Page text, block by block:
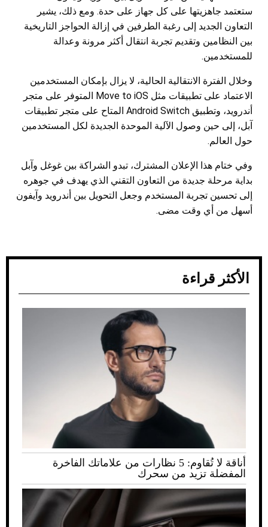
ستعتمد جاهزيتها على كل جهاز على حدة. ومع ذلك، يشير
التعاون الجديد إلى رغبة الطرفين في إزالة الحواجز التاريخية
بين النظامين وتقديم تجربة انتقال أكثر مرونة وعدالة
للمستخدمين.
وخلال الفترة الانتقالية الحالية، لا يزال بإمكان المستخدمين
الاعتماد على تطبيقات مثل Move to iOS المتوفر على متجر
أندرويد، وتطبيق Android Switch المتاح على متجر تطبيقات
آبل، إلى حين وصول الآلية الموحدة الجديدة لكل المستخدمين
حول العالم.
وفي ختام هذا الإعلان المشترك، تبدو الشراكة بين غوغل وآبل
بداية مرحلة جديدة من التعاون التقني الذي يهدف في جوهره
إلى تحسين تجربة المستخدم وجعل التحويل بين أندرويد وآيفون
أسهل من أي وقت مضى.
الأكثر قراءة
أناقة لا تُقاوم: 5 نظارات من علاماتك الفاخرة
المفضلة تزيد من سحرك